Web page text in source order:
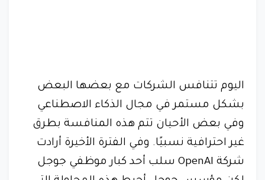
اليوم تتنافس الشركات مع بعضها البعض
بشكل مستمر في مجال الذكاء الاصطناعي
وفي بعض الأحيان تتم هذه المنافسة بطرق
غير احترافية نسبيًا. وفي الفترة الأخيرة أرادت
شركة OpenAI سلب أحد كبار موظفي جوجل